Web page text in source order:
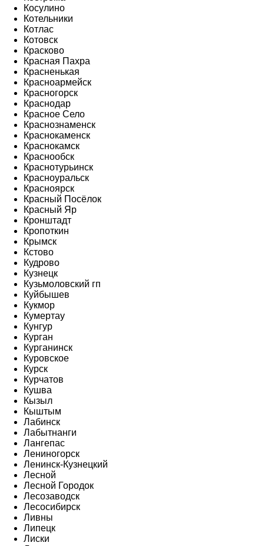
Косулино
Котельники
Котлас
Котовск
Красково
Красная Пахра
Красненькая
Красноармейск
Красногорск
Краснодар
Красное Село
Краснознаменск
Краснокаменск
Краснокамск
Краснообск
Краснотурьинск
Красноуральск
Красноярск
Красный Посёлок
Красный Яр
Кронштадт
Кропоткин
Крымск
Кстово
Кудрово
Кузнецк
Кузьмоловский гп
Куйбышев
Кукмор
Кумертау
Кунгур
Курган
Курганинск
Куровское
Курск
Курчатов
Кушва
Кызыл
Кыштым
Лабинск
Лабытнанги
Лангепас
Лениногорск
Ленинск-Кузнецкий
Лесной
Лесной Городок
Лесозаводск
Лесосибирск
Ливны
Липецк
Лиски